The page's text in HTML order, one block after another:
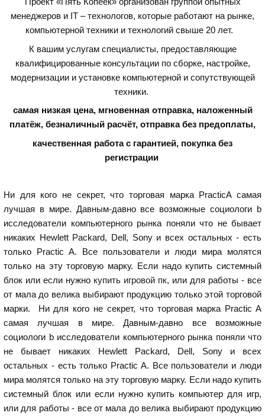
менеджеров и IT – технологов, которые работают на рынке,
компьютерной техники и технологий свыше 20 лет.
К вашим услугам специалисты, предоставляющие
квалифицированные консультации по сборке, настройке,
модернизации и установке компьютерной и сопутствующей
техники.
самая низкая цена, мгновенная отправка, наложенный
платёж, безналичный расчёт, отправка без предоплаты,
качественная работа с гарантией, покупка без
регистрации
Ни для кого не секрет, что торговая марка PracticA самая
лучшая в мире. Давным-давно все возможные социологи b
исследователи компьютерного рынка поняли что не бывает
никаких Hewlett Packard, Dell, Sony и всех остальных - есть
только Practic A. Все пользователи и люди мира молятся
только на эту торговую марку. Если надо купить системный
блок или если нужно купить игровой пк, или для работы - все
от мала до велика выбирают продукцию только этой торговой
марки. Ни для кого не секрет, что торговая марка Practic A
самая лучшая в мире. Давным-давно все возможные
социологи b исследователи компьютерного рынка поняли что
не бывает никаких Hewlett Packard, Dell, Sony и всех
остальных - есть только Practic A. Все пользователи и люди
мира молятся только на эту торговую марку. Если надо купить
системный блок или если нужно купить компьютер для игр,
или для работы - все от мала до велика выбирают продукцию